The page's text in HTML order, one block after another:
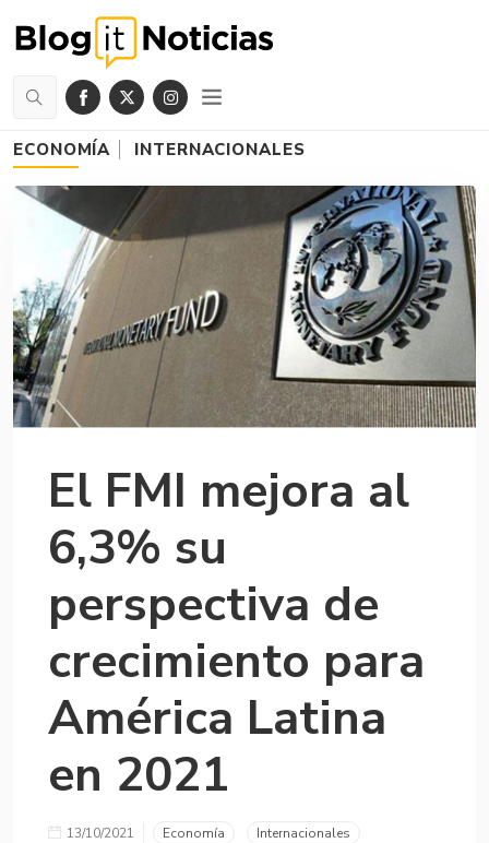
ECONOMÍA INTERNACIONALES
El FMI mejora al
6,3% su
perspectiva de
crecimiento para
América Latina
en 2021
13/10/2021 Economía Internacionales